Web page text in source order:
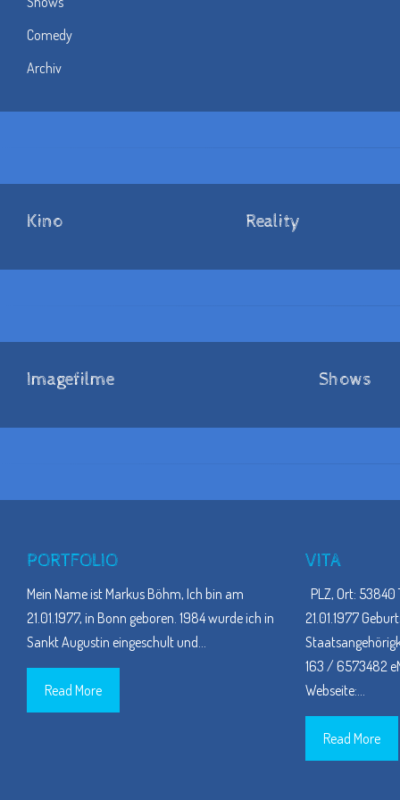
Comedy
Archiv
Kino Reality
Imagefilme Shows
PORTFOLIO
Mein Name ist Markus Böhm, Ich bin am
21.01.1977, in Bonn geboren. 1984 wurde ich in
Sankt Augustin eingeschult und
Read More
VITA
PLZ, Ort:
21.01.1977
163 / 6573482
Webseite:
Read More